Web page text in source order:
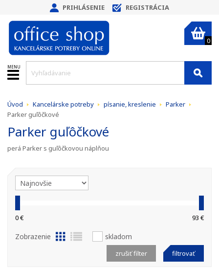
PRIHLÁSENIE REGISTRÁCIA
0
MENU
Úvod Kancelárske potreby písanie, kreslenie
Parker
Parker guľôčkové
Parker guľôčkové
perá Parker s guľôčkovou náplňou
0 € 93 €
Zobrazenie skladom
filtrovať
zrušiť filter